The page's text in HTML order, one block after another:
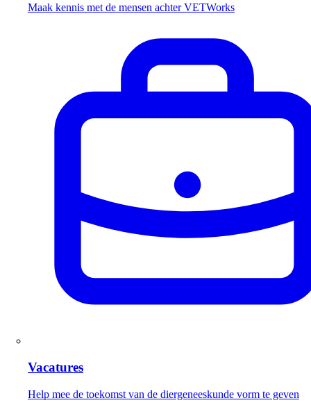
Maak kennis met de mensen achter VETWorks
Vacatures
Help mee de toekomst van de diergeneeskunde vorm te geven